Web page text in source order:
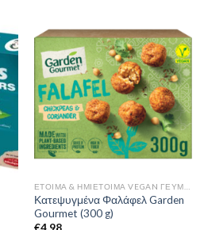
Κατεψυγμένα Φαλάφελ Garden
Gourmet (300 g)